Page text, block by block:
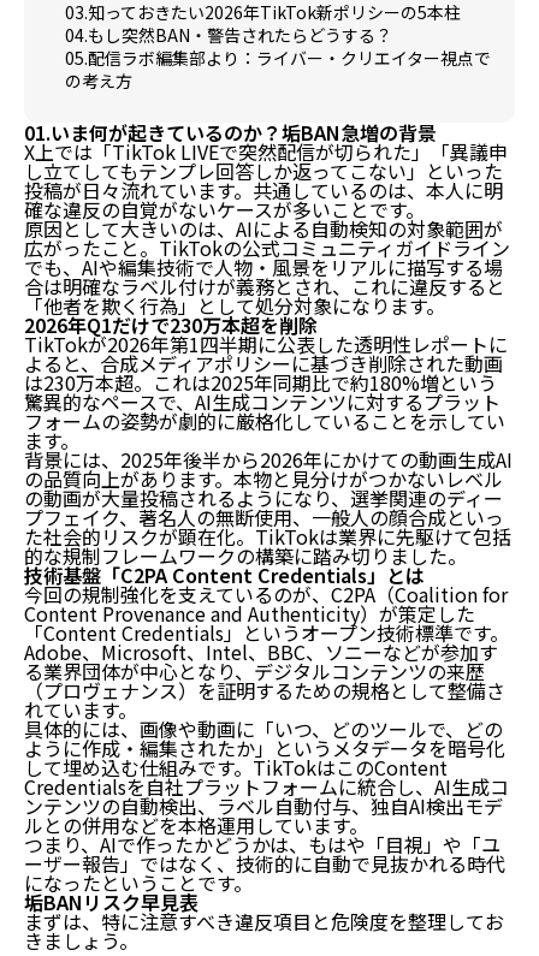
03.知っておきたい2026年TikTok新ポリシーの5本柱
04.もし突然BAN・警告されたらどうする？
05.配信ラボ編集部より：ライバー・クリエイター視点で
の考え方
01.いま何が起きているのか？垢BAN急増の背景
X上では「TikTok LIVEで突然配信が切られた」「異議申
し立てしてもテンプレ回答しか返ってこない」といった
投稿が日々流れています。共通しているのは、本人に明
確な違反の自覚がないケースが多いことです。
原因として大きいのは、AIによる自動検知の対象範囲が
広がったこと。TikTokの公式コミュニティガイドライン
でも、 AIや編集技術で人物・風景をリアルに描写する場
合は明確なラベル付けが義務とされ、これに違反すると
「他者を欺く行為」として処分対象になります。
2026年Q1だけで230万本超を削除
TikTokが2026年第1四半期に公表した透明性レポートに
よると、合成メディアポリシーに基づき削除された動画
は230万本超。これは2025年同期比で約180%増という
驚異的なペースで、AI生成コンテンツに対するプラット
フォームの姿勢が劇的に厳格化していることを示してい
ます。
背景には、2025年後半から2026年にかけての動画生成AI
の品質向上があります。本物と見分けがつかないレベル
の動画が大量投稿されるようになり、選挙関連のディー
プフェイク、著名人の無断使用、一般人の顔合成といっ
た社会的リスクが顕在化。TikTokは業界に先駆けて包括
的な規制フレームワークの構築に踏み切りました。
技術基盤「C2PA Content Credentials」とは
今回の規制強化を支えているのが、C2PA（Coalition for
Content Provenance and Authenticity）が策定した
「Content Credentials」というオープン技術標準です。
Adobe、Microsoft、Intel、BBC、ソニーなどが参加す
る業界団体が中心となり、デジタルコンテンツの来歴
（プロヴェナンス）を証明するための規格として整備さ
れています。
具体的には、画像や動画に 「いつ、どのツールで、どの
ように作成・編集されたか」というメタデータを暗号化
して埋め込む仕組みです。TikTokはこのContent
Credentialsを自社プラットフォームに統合し、AI生成コ
ンテンツの自動検出、ラベル自動付与、独自AI検出モデ
ルとの併用などを本格運用しています。
つまり、AIで作ったかどうかは、もはや「目視」や「ユ
ーザー報告」ではなく、 技術的に自動で見抜かれる時代
になったということです。
垢BANリスク早見表
まずは、特に注意すべき違反項目と危険度を整理してお
きましょう。